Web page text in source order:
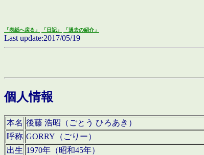
「表紙へ戻る」 「日記」 「過去の紹介」
Last update:2017/05/19
個人情報
本名 後藤 浩昭（ごとう ひろあき）
呼称 GORRY（ごりー）
出生 1970年（昭和45年）